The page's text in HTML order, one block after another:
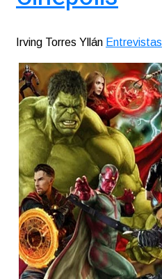
Irving Torres Yllán Entrevistas